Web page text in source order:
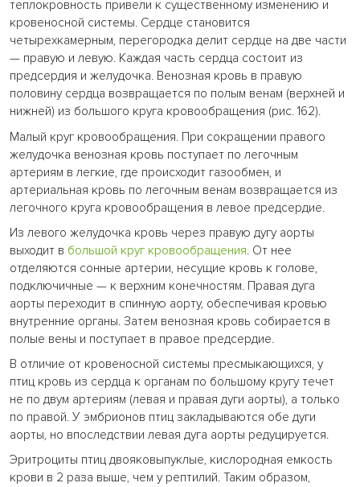
теплокровность привели к существенному изменению и
кровеносной системы. Сердце становится
четырехкамерным, перегородка делит сердце на две части
— правую и левую. Каждая часть сердца состоит из
предсердия и желудочка. Венозная кровь в правую
половину сердца возвращается по полым венам (верхней и
нижней) из большого круга кровообращения (рис. 162).
Малый круг кровообращения. При сокращении правого
желудочка венозная кровь поступает по легочным
артериям в легкие, где происходит газообмен, и
артериальная кровь по легочным венам возвращается из
легочного круга кровообращения в левое предсердие.
Из левого желудочка кровь через правую дугу аорты
выходит в большой круг кровообращения. От нее
отделяются сонные артерии, несущие кровь к голове,
подключичные — к верхним конечностям. Правая дуга
аорты переходит в спинную аорту, обеспечивая кровью
внутренние органы. Затем венозная кровь собирается в
полые вены и поступает в правое предсердие.
В отличие от кровеносной системы пресмыкающихся, у
птиц кровь из сердца к органам по большому кругу течет
не по двум артериям (левая и правая дуги аорты), а только
по правой. У эмбрионов птиц закладываются обе дуги
аорты, но впоследствии левая дуга аорты редуцируется.
Эритроциты птиц двояковыпуклые, кислородная емкость
крови в 2 раза выше, чем у рептилий. Таким образом,